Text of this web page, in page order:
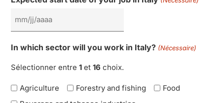
In which sector will you work in Italy? (Nécessaire)
Sélectionner entre1 et16 choix.
Agriculture Forestry and fishing
Food